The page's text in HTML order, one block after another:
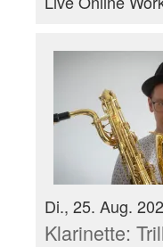
Di., 25. Aug.
Klarinette: